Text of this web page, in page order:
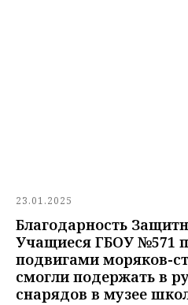
23.01.2025
Благодарность
Учащиеся ГБОУ №571
подвигами моряков-
смогли подержать в
снарядов в музее